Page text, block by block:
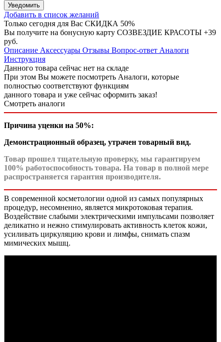
Уведомить
Добавить в список желаний
Только сегодня для Вас СКИДКА 50%
Вы получите на бонусную карту СОЗВЕЗДИЕ КРАСОТЫ +39
руб.
Описание Аксессуары Отзывы Вопрос-ответ Аналоги
Инструкция
Данного товара сейчас нет на складе
При этом Вы можете посмотреть Аналоги, которые
полностью соответствуют функциям
данного товара и уже сейчас оформить заказ!
Смотреть аналоги
Причина уценки на 50%:
Демонстрационный образец, утрачен товарный вид.
Товар прошел тщательную проверку, мы гарантируем
100% работоспособность товара. На товар в полной мере
распространяется гарантия производителя.
В современной косметологии одной из самых популярных
процедур, несомненно, является микротоковая терапия.
Воздействие слабыми электрическими импульсами позволяет
деликатно и нежно стимулировать активность клеток кожи,
усиливать циркуляцию крови и лимфы, снимать спазм
мимических мышц.